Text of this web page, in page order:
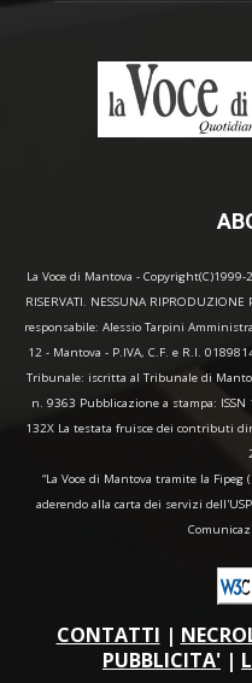
La Voce di Mantova - Copyright(C)1999-
RISERVATI. NESSUNA
responsabile: Alessio Tarpini
12 - Mantova - P.IVA, C.F. e R.I.
Tribunale: iscritta al Tribunale di
n. 9363 Pubblicazione a stampa:
132X La testata fruisce dei contributi
“La Voce di Mantova tramite la
aderendo alla carta dei servizi
CONTATTI |
PUBBLICITA' |